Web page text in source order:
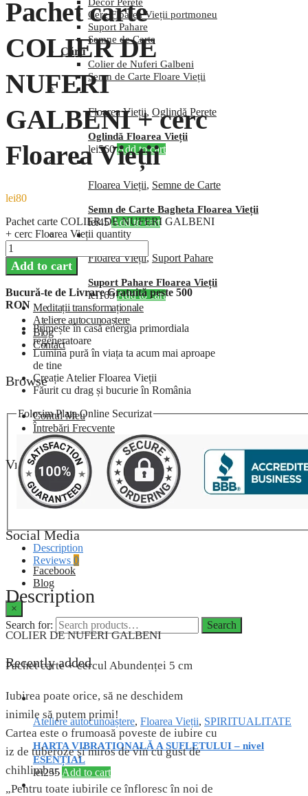
Cerc Floarea Vieții portmoneu
Suport Pahare
Semne de Carte
Cărți
Colier de Nuferi Galbeni
Semn de Carte Floare Vieții
Floarea Vieții, Oglindă Perete
Oglindă Floarea Vieții
lei560Add to cart
Floarea Vieții, Semne de Carte
Semn de Carte Bagheta Floarea Vieții
lei45 Add to cart
Floarea Vieții, Suport Pahare
Suport Pahare Floarea Vieții
lei165Add to cart
Meditații transformaționale
Ateliere autocunoaștere
Blog
Contact
Browse
Contul Meu
Întrebări Frecvente
Vrei să discutăm?
Contactează-ne la 0745 622 186
Social Media
Facebook
Blog
×
Search for:
Search
Recently added
Ateliere autocunoaștere, Floarea Vieții, SPIRITUALITATE
HARTA VIBRAȚIONALĂ A SUFLETULUI – nivel
ESENȚIAL
lei255 Add to cart
Pachet carte
COLIER DE
NUFERI
GALBENI + cerc
Floarea Vieții
lei80
Pachet carte COLIER DE NUFERI GALBENI
+ cerc Floarea Vieții quantity
Add to cart
Bucură-te de Livrare Gratuită peste 500
RON
Primește în casă energia primordiala
regeneratoare
Lumina pură în viața ta acum mai aproape
de tine
Creație Atelier Floarea Vieții
Făurit cu drag și bucurie în România
Folosim Plata Online Securizat
Description
Reviews 0
Description
COLIER DE NUFERI GALBENI
Pachet carte + cercul Abundenței 5 cm
Iubirea poate orice, să ne deschidem
inimile să putem primi!
Cartea este o frumoasă poveste de iubire cu
iz de tuberoze şi miros de vin cu gust de
chihlimbar.
„Pentru toate iubirile ce înfloresc în noi de